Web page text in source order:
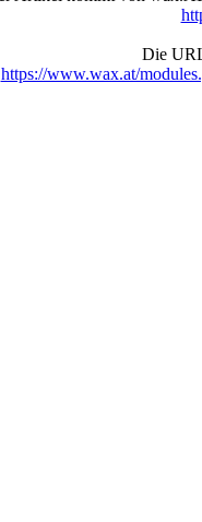
Die
https://www.wax.at/